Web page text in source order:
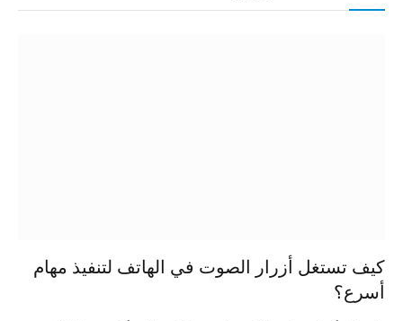
كيف تستغل أزرار الصوت في الهاتف لتنفيذ مهام
أسرع؟